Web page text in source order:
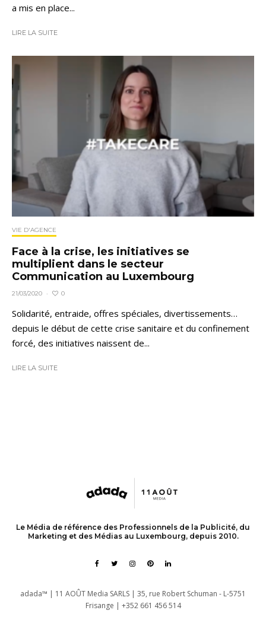
a mis en place...
LIRE LA SUITE
VIE D'AGENCE
Face à la crise, les initiatives se
multiplient dans le secteur
Communication au Luxembourg
21/03/2020 · 0
Solidarité, entraide, offres spéciales, divertissements…
depuis le début de cette crise sanitaire et du confinement
forcé, des initiatives naissent de...
LIRE LA SUITE
Le Média de référence des Professionnels de la Publicité, du
Marketing et des Médias au Luxembourg, depuis 2010.
adada™ | 11 AOÛT Media SARLS | 35, rue Robert Schuman - L-5751
Frisange | +352 661 456 514